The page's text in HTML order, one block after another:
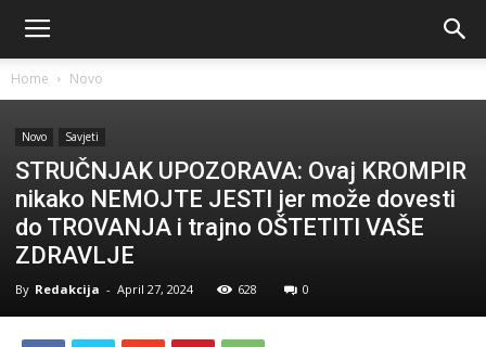
Home Novo
Novo Savjeti
STRUČNJAK UPOZORAVA: Ovaj KROMPIR
nikako NEMOJTE JESTI jer može dovesti
do TROVANJA i trajno OŠTETITI VAŠE
ZDRAVLJE
By Redakcija - April 27, 2024 628 0